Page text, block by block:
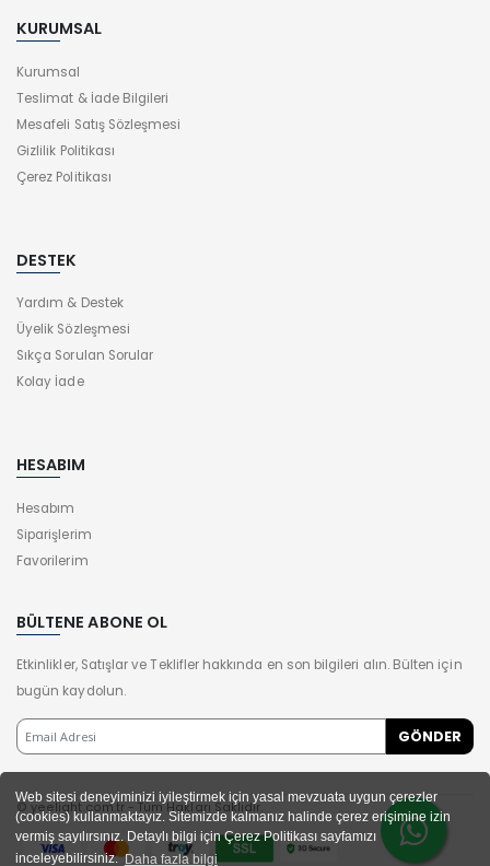
Web sitesi deneyiminizi iyileştirmek için yasal mevzuata uygun çerezler
(cookies) kullanmaktayız. Sitemizde kalmanız halinde çerez erişimine izin
vermiş sayılırsınız. Detaylı bilgi için Çerez Politikası sayfamızı
inceleyebilirsiniz.Daha fazla bilgi
KURUMSAL
Kurumsal
Teslimat & İade Bilgileri
Mesafeli Satış Sözleşmesi
Gizlilik Politikası
Çerez Politikası
DESTEK
Yardım & Destek
Üyelik Sözleşmesi
Sıkça Sorulan Sorular
Kolay İade
HESABIM
Hesabım
Siparişlerim
Favorilerim
BÜLTENE ABONE OL
Etkinlikler, Satışlar ve Teklifler hakkında en son bilgileri alın. Bülten için
bugün kaydolun.
© yeelight.com.tr - Tüm Hakları Saklıdır.